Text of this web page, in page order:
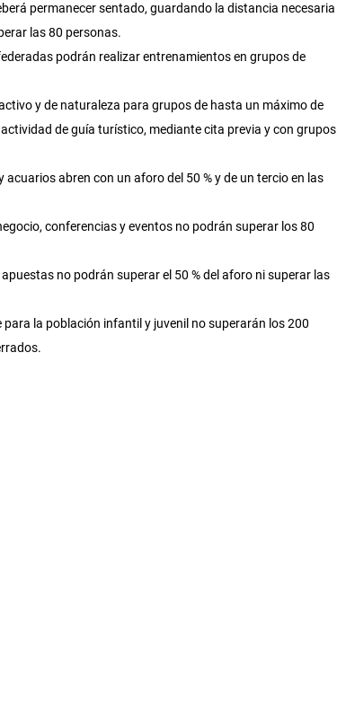
permanecer sentado, guardando la distancia necesaria
las 80 personas.
podrán realizar entrenamientos en grupos de
y de naturaleza para grupos de hasta un máximo de
de guía turístico, mediante cita previa y con grupos
abren con un aforo del 50 % y de un tercio en las
conferencias y eventos no podrán superar los 80
no podrán superar el 50 % del aforo ni superar las
la población infantil y juvenil no superarán los 200